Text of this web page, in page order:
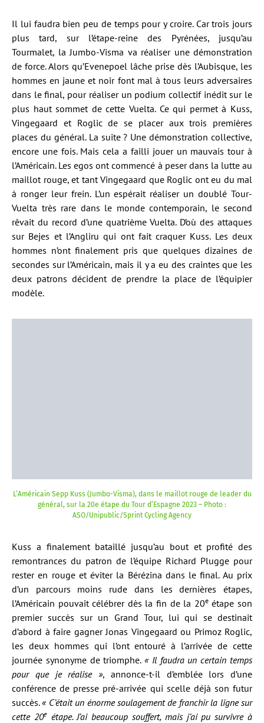
Il lui faudra bien peu de temps pour y croire. Car trois jours
plus tard, sur l’étape-reine des Pyrénées, jusqu’au
Tourmalet, la Jumbo-Visma va réaliser une démonstration
de force. Alors qu’Evenepoel lâche prise dès l’Aubisque, les
hommes en jaune et noir font mal à tous leurs adversaires
dans le final, pour réaliser un podium collectif inédit sur le
plus haut sommet de cette Vuelta. Ce qui permet à Kuss,
Vingegaard et Roglic de se placer aux trois premières
places du général. La suite ? Une démonstration collective,
encore une fois. Mais cela a failli jouer un mauvais tour à
l’Américain. Les egos ont commencé à peser dans la lutte au
maillot rouge, et tant Vingegaard que Roglic ont eu du mal
à ronger leur frein. L’un espérait réaliser un doublé Tour-
Vuelta très rare dans le monde contemporain, le second
rêvait du record d’une quatrième Vuelta. D’où des attaques
sur Bejes et l’Angliru qui ont fait craquer Kuss. Les deux
hommes n’ont finalement pris que quelques dizaines de
secondes sur l’Américain, mais il y a eu des craintes que les
deux patrons décident de prendre la place de l’équipier
modèle.
L’Américain Sepp Kuss (Jumbo-Visma), dans le maillot rouge de leader du
général, sur la 20e étape du Tour d’Espagne 2023 – Photo :
ASO/Unipublic/Sprint Cycling Agency
Kuss a finalement bataillé jusqu’au bout et profité des
remontrances du patron de l’équipe Richard Plugge pour
rester en rouge et éviter la Bérézina dans le final. Au prix
d’un parcours moins rude dans les dernières étapes,
l’Américain pouvait célébrer dès la fin de la 20eétape son
premier succès sur un Grand Tour, lui qui se destinait
d’abord à faire gagner Jonas Vingegaard ou Primoz Roglic,
les deux hommes qui l’ont entouré à l’arrivée de cette
journée synonyme de triomphe.« Il faudra un certain temps
pour que je réalise », annonce-t-il d’emblée lors d’une
conférence de presse pré-arrivée qui scelle déjà son futur
succès.« C’était un énorme soulagement de franchir la ligne sur
cette 20eétape. J’ai beaucoup souffert, mais j’ai pu survivre à